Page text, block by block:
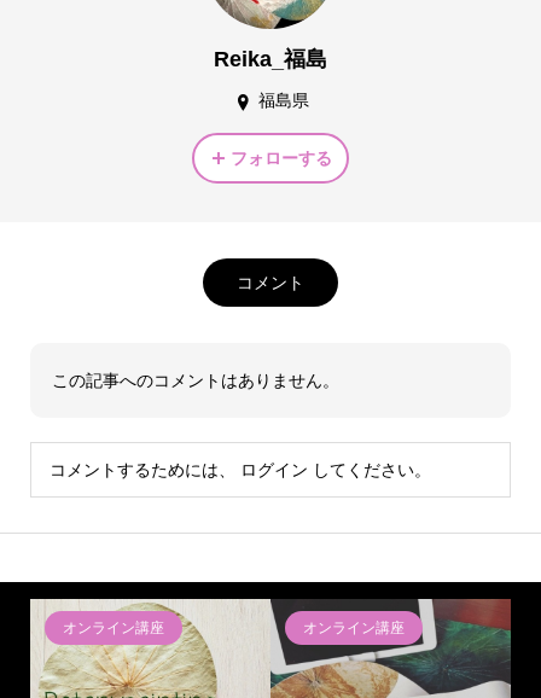
Reika_福島
福島県
フォローする
コメント
この記事へのコメントはありません。
コメントするためには、 ログイン してください。
オンライン講座 オンライン講座